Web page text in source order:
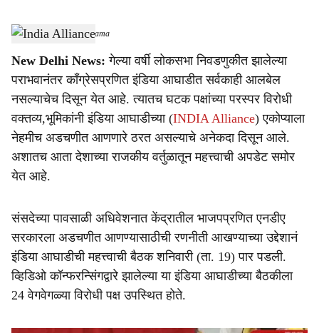
a
r
e
India Alliance- Sarkarnama
New Delhi News:गेल्या वर्षी लोकसभा निवडणुकीत झालेल्या
पराभवानंतर काँग्रेसप्रणित इंडिया आघाडीत सर्वकाही आलबेल
नसल्याचेच दिसून येत आहे. त्यातच घटक पक्षांच्या परस्पर विरोधी
वक्तव्य,भूमिकांनी इंडिया आघाडीच्या (INDIA Alliance) एकोप्याला
नेहमीच अडचणीत आणणारे ठरत असल्याचे अनेकदा दिसून आले.
अशातच आता देशाच्या राजकीय वर्तुळातून महत्त्वाची अपडेट समोर
येत आहे.
संसदेच्या पावसाळी अधिवेशनात केंद्रातील भाजपप्रणित एनडीए
सरकारला अडचणीत आणण्यासाठीची रणनीती आखण्याच्या उद्देशानं
इंडिया आघाडीची महत्त्वाची बैठक शनिवारी (ता. 19) पार पडली.
व्हिडिओ कॉन्फरन्सिंगद्वारे झालेल्या या इंडिया आघाडीच्या बैठकीला
24 वेगवेगळ्या विरोधी पक्ष उपस्थित होते.